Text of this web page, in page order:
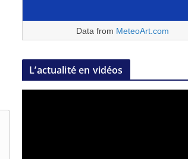
Data from MeteoArt.com
L’actualité en vidéos